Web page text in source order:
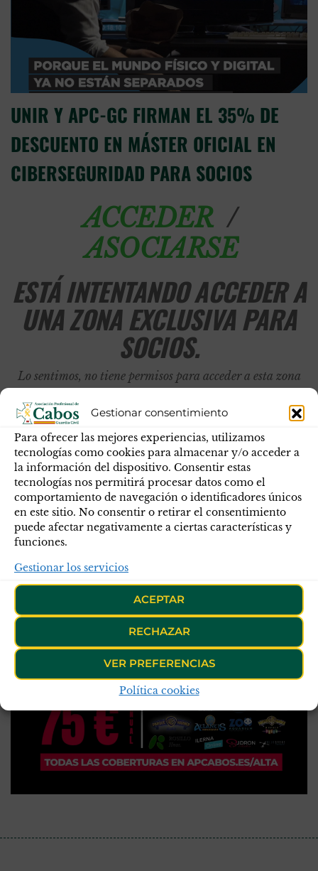
Gestionar consentimiento
Para ofrecer las mejores experiencias, utilizamos
tecnologías como cookies para almacenar y/o acceder a
la información del dispositivo. Consentir estas
tecnologías nos permitirá procesar datos como el
comportamiento de navegación o identificadores únicos
en este sitio. No consentir o retirar el consentimiento
puede afectar negativamente a ciertas características y
funciones.
Gestionar los servicios
ACEPTAR
RECHAZAR
VER PREFERENCIAS
Política cookies
UNIR Y APC-GC FIRMAN EL 35% DE
DESCUENTO EN MÁSTER OFICIAL EN
CIBERSEGURIDAD PARA SOCIOS
ACCEDER/
ASOCIARSE
ESTÁ INTENTANDO ACCEDER A
UNA ZONA EXCLUSIVA PARA
SOCIOS.
Lo sentimos, no tiene permisos para acceder a esta zona